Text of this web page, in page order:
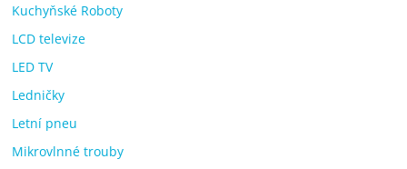
Kuchyňské Roboty
LCD televize
LED TV
Ledničky
Letní pneu
Mikrovlnné trouby